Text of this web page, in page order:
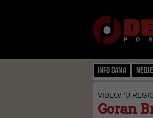
Info dana
VIDEO/ 'U
Goran